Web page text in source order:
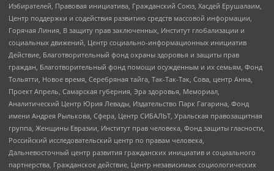
Избирателей, Правовая инициатива, Гражданский Союз, Хасдей Ерушалаим,
Центр поддержки и содействия развитию средств массовой информации,
Горячая Линия, В защиту прав заключенных, Институт глобализации и
социальных движений, Центр социально-информационных инициатив
Действие, Благотворительный фонд охраны здоровья и защиты прав
граждан, Благотворительный фонд помощи осужденным и их семьям, Фонд
Тольятти, Новое время, Серебряная тайга, Так-Так-Так, Сова, центр Анна,
Проект Апрель, Самарская губерния, Эра здоровья, Мемориал,
Аналитический Центр Юрия Левады, Издательство Парк Гагарина, Фонд
имени Андрея Рылькова, Сфера, Центр СИБАЛЬТ, Уральская правозащитная
группа, Женщины Евразии, Институт прав человека, Фонд защиты гласности,
Российский исследовательский центр по правам человека,
Дальневосточный центр развития гражданских инициатив и социального
партнерства, Гражданское действие, Центр независимых социологических